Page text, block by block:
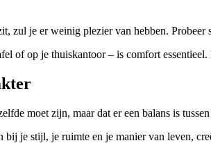
zul je er weinig plezier van hebben.
of op je thuiskantoor – is comfort
moet zijn, maar dat er een balans is
bij je stijl, je ruimte en je manier van leven,